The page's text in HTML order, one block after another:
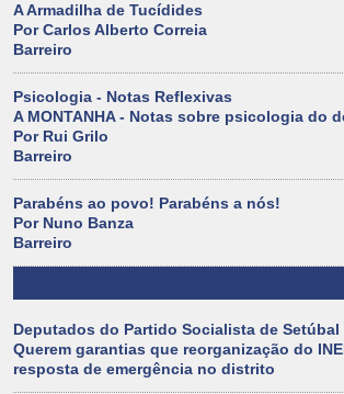
A Armadilha de Tucídides
Por Carlos Alberto Correia
Barreiro
Psicologia - Notas Reflexivas
A MONTANHA - Notas sobre psicologia do
Por Rui Grilo
Barreiro
Parabéns ao povo! Parabéns a nós!
Por Nuno Banza
Barreiro
Deputados do Partido Socialista de Setúbal
Querem garantias que reorganização do
resposta de emergência no distrito